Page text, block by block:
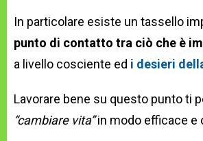
In particolare esiste un tassello
punto di contatto tra ciò che è
a livello cosciente ed i desieri
Lavorare bene su questo punto ti
“cambiare vita”in modo efficace e